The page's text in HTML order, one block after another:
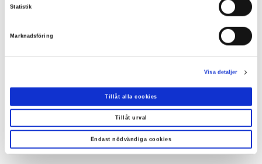
Statistik
Marknadsföring
Visa detaljer
Tillåt alla cookies
Tillåt urval
Endast nödvändiga cookies
20 kanaler @ 256 Hz + 1 kanal för valfri biopotential,
Trådlös bluetooth
Styrningen helt integrerad i AcqKnowledge